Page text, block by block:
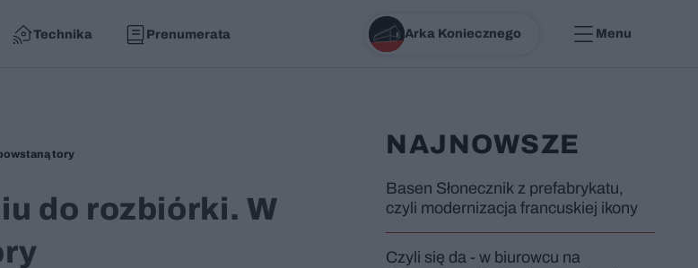
Technika Prenumerata Arka Koniecznego Menu
tory
do rozbiórki. W
NAJNOWSZE
Basen Słonecznik z prefabrykatu,
czyli modernizacja francuskiej ikony
Czyli się da - w biurowcu na